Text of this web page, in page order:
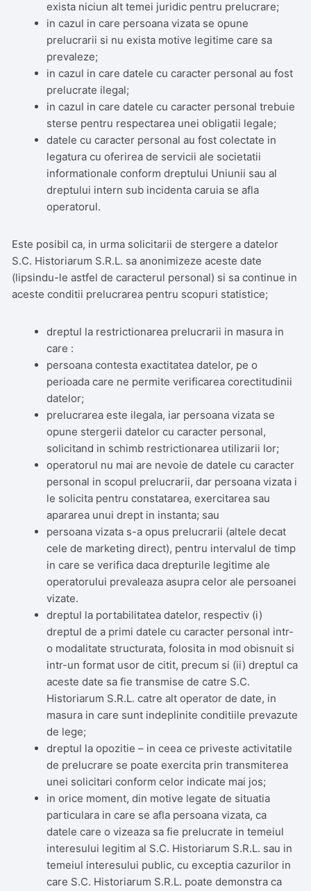
exista niciun alt temei juridic pentru prelucrare;
in cazul in care persoana vizata se opune
prelucrarii si nu exista motive legitime care sa
prevaleze;
in cazul in care datele cu caracter personal au fost
prelucrate ilegal;
in cazul in care datele cu caracter personal trebuie
sterse pentru respectarea unei obligatii legale;
datele cu caracter personal au fost colectate in
legatura cu oferirea de servicii ale societatii
informationale conform dreptului Uniunii sau al
dreptului intern sub incidenta caruia se afla
operatorul.
Este posibil ca, in urma solicitarii de stergere a datelor
S.C. Historiarum S.R.L. sa anonimizeze aceste date
(lipsindu-le astfel de caracterul personal) si sa continue in
aceste conditii prelucrarea pentru scopuri statistice;
dreptul la restrictionarea prelucrarii in masura in
care :
persoana contesta exactitatea datelor, pe o
perioada care ne permite verificarea corectitudinii
datelor;
prelucrarea este ilegala, iar persoana vizata se
opune stergerii datelor cu caracter personal,
solicitand in schimb restrictionarea utilizarii lor;
operatorul nu mai are nevoie de datele cu caracter
personal in scopul prelucrarii, dar persoana vizata i
le solicita pentru constatarea, exercitarea sau
apararea unui drept in instanta; sau
persoana vizata s-a opus prelucrarii (altele decat
cele de marketing direct), pentru intervalul de timp
in care se verifica daca drepturile legitime ale
operatorului prevaleaza asupra celor ale persoanei
vizate.
dreptul la portabilitatea datelor, respectiv (i)
dreptul de a primi datele cu caracter personal intr-
o modalitate structurata, folosita in mod obisnuit si
intr-un format usor de citit, precum si (ii) dreptul ca
aceste date sa fie transmise de catre S.C.
Historiarum S.R.L. catre alt operator de date, in
masura in care sunt indeplinite conditiile prevazute
de lege;
dreptul la opozitie – in ceea ce priveste activitatile
de prelucrare se poate exercita prin transmiterea
unei solicitari conform celor indicate mai jos;
in orice moment, din motive legate de situatia
particulara in care se afla persoana vizata, ca
datele care o vizeaza sa fie prelucrate in temeiul
interesului legitim al S.C. Historiarum S.R.L. sau in
temeiul interesului public, cu exceptia cazurilor in
care S.C. Historiarum S.R.L. poate demonstra ca